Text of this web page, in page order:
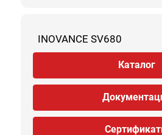
INOVANCE SV680
Каталог